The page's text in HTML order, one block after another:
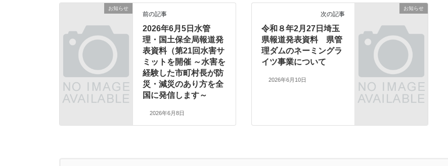
お知らせ
前の記事
2026年6月5日水管
理・国土保全局報道発
表資料（第21回水害サ
ミットを開催 ～水害を
経験した市町村長が防
災・減災のあり方を全
国に発信します～
2026年6月8日
お知らせ
次の記事
令和８年2月27日埼玉
県報道発表資料 県管
理ダムのネーミングラ
イツ事業について
2026年6月10日